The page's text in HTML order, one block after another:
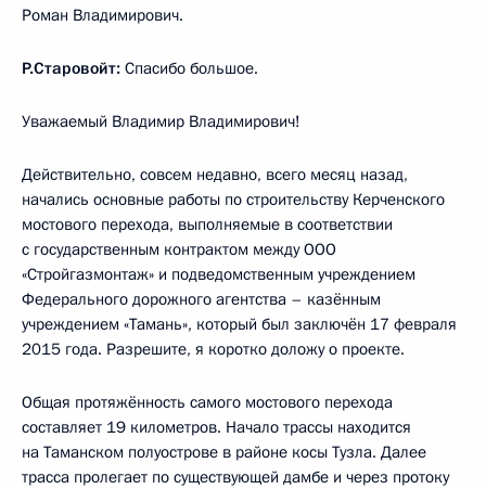
Роман Владимирович.
Р.Старовойт: Спасибо большое.
Уважаемый Владимир Владимирович!
Действительно, совсем недавно, всего месяц назад,
начались основные работы по строительству Керченского
мостового перехода, выполняемые в соответствии
с государственным контрактом между ООО
«Стройгазмонтаж» и подведомственным учреждением
Федерального дорожного агентства – казённым
учреждением «Тамань», который был заключён 17 февраля
2015 года. Разрешите, я коротко доложу о проекте.
Общая протяжённость самого мостового перехода
составляет 19 километров. Начало трассы находится
на Таманском полуострове в районе косы Тузла. Далее
трасса пролегает по существующей дамбе и через протоку